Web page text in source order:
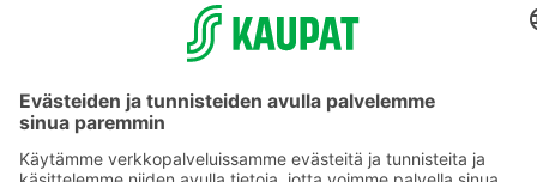
Yhteishyvä Ruoka -sovellus
S-ostoslista -sovellus
Prisma.fi